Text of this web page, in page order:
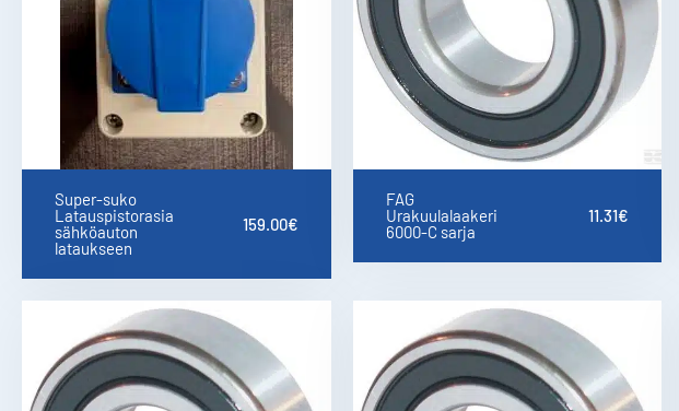
Super-suko
Latauspistorasia
sähköauton
lataukseen
159.00€
FAG
Urakuulalaakeri
6000-C sarja
11.31€